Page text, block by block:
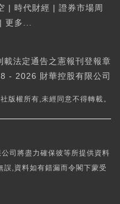
| 時代財經 | 證券市場周
| 更多...
載法定通告之憲報刊登報章
- 2026 財華控股有限公司
版權所有,未經同意不得轉載。
司將盡力確保彼等所提供資料
誤,資料如有錯漏而令閣下蒙受